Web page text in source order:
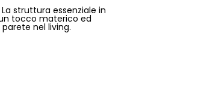
struttura essenziale in
tocco materico ed
nel living.